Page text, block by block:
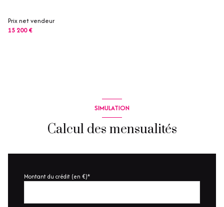
Prix net vendeur
15 200 €
SIMULATION
Calcul des mensualités
Montant du crédit (en €)*